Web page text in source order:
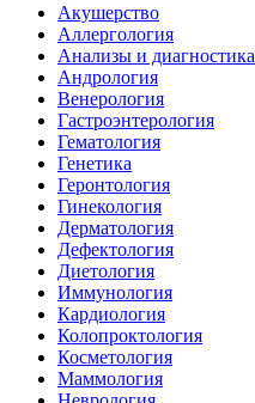
Акушерство
Аллергология
Анализы и диагностика
Андрология
Венерология
Гастроэнтерология
Гематология
Генетика
Геронтология
Гинекология
Дерматология
Дефектология
Диетология
Иммунология
Кардиология
Колопроктология
Косметология
Маммология